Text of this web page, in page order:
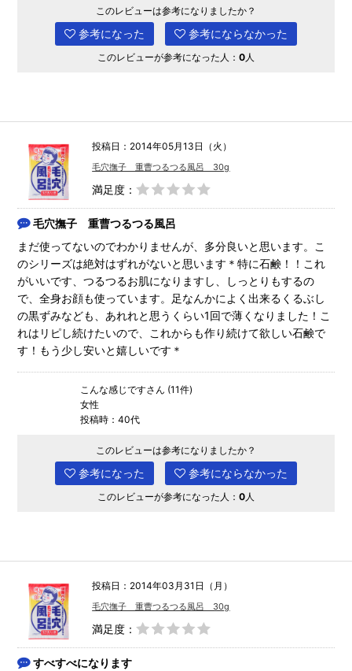
このレビューは参考になりましたか？
参考になった 参考にならなかった
このレビューが参考になった人： 0 人
投稿日：2014年05月13日（火）
毛穴撫子 重曹つるつる風呂 30g
満足度：
毛穴撫子 重曹つるつる風呂
まだ使ってないのでわかりませんが、多分良いと思います。こ
のシリーズは絶対はずれがないと思います＊特に石鹸！！これ
がいいです、つるつるお肌になりますし、しっとりもするの
で、全身お顔も使っています。足なんかによく出来るくるぶし
の黒ずみなども、あれれと思うくらい1回で薄くなりました！こ
れはリピし続けたいので、これからも作り続けて欲しい石鹸で
す！もう少し安いと嬉しいです＊
こんな感じですさん (11件)
女性
投稿時：40代
このレビューは参考になりましたか？
参考になった 参考にならなかった
このレビューが参考になった人： 0 人
投稿日：2014年03月31日（月）
毛穴撫子 重曹つるつる風呂 30g
満足度：
すべすべになります